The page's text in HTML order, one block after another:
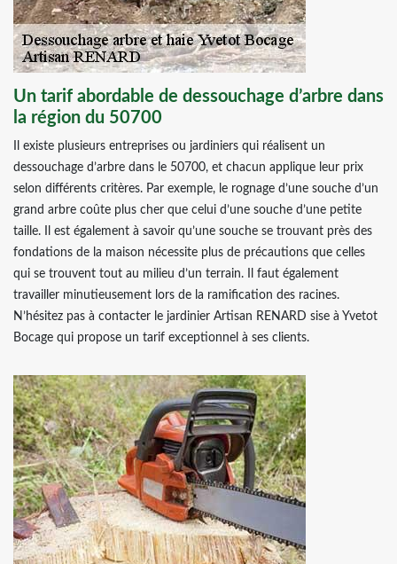
Un tarif abordable de dessouchage d’arbre dans
la région du 50700
Il existe plusieurs entreprises ou jardiniers qui réalisent un
dessouchage d’arbre dans le 50700, et chacun applique leur prix
selon différents critères. Par exemple, le rognage d’une souche d’un
grand arbre coûte plus cher que celui d’une souche d’une petite
taille. Il est également à savoir qu’une souche se trouvant près des
fondations de la maison nécessite plus de précautions que celles
qui se trouvent tout au milieu d’un terrain. Il faut également
travailler minutieusement lors de la ramification des racines.
N’hésitez pas à contacter le jardinier Artisan RENARD sise à Yvetot
Bocage qui propose un tarif exceptionnel à ses clients.